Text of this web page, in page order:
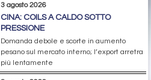
3 agosto 2026
CINA: COILS A CALDO SOTTO
PRESSIONE
Domanda debole e scorte in aumento
pesano sul mercato interno; l’export arretra
più lentamente